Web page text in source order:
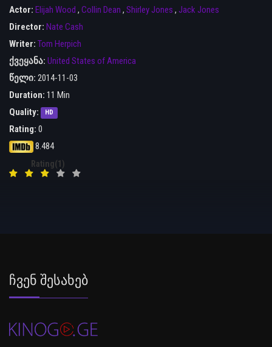
Actor: Elijah Wood , Collin Dean , Shirley Jones , Jack Jones
Director: Nate Cash
Writer: Tom Herpich
ქვეყანა: United States of America
წელი: 2014-11-03
Duration: 11 Min
Quality:
HD
Rating: 0
8.484
Rating(1)
Ჩვენ Შესახებ